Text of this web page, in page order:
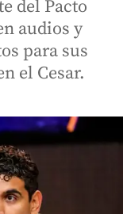
del Pacto
audios y
para sus
el Cesar.